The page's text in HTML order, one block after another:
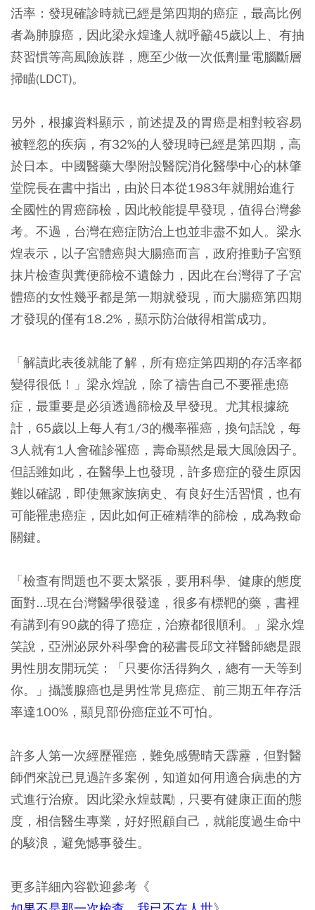
活率：發現確診時就已經是第四期的癌症，最高比例
者為肺腺癌，因此梁永煌逢人就呼籲45歲以上、有抽
菸習慣等高風險族群，應至少做一次低劑量電腦斷層
掃瞄(LDCT)。
另外，根據資料顯示，前述提及的胃癌是相對較容易
被輕忽的疾病，有32%的人發現時已經是第四期，高
於日本。中國醫藥大學附設醫院消化醫學中心的林肇
堂院長在書中指出，由於日本從1983年就開始進行
全國性的胃癌篩檢，因此較能提早發現，值得台灣參
考。不過，台灣在癌症防治上也並非盡不如人。梁永
煌表示，以子宮體癌與大腸癌而言，政府推動子宮頸
抹片檢查與糞便篩檢不遺餘力，因此在台灣得了子宮
體癌的女性幾乎都是第一期就發現，而大腸癌第四期
才發現的僅有18.2%，顯示防治做得相當成功。
「解讀此表後就能了解，所有癌症第四期的存活率都
變得很低！」 梁永煌說，除了禱告自己不要罹患癌
症，最重要是必須透過篩檢及早發現。尤其根據統
計，65歲以上每人有1/3的機率罹癌，換句話說，每
3人就有1人會確診罹癌，壽命顯然是最大風險因子。
但話雖如此，在醫學上也發現，許多癌症的發生原因
難以確認，即使無家族病史、有良好生活習慣，也有
可能罹患癌症，因此如何正確精準的篩檢，成為救命
關鍵。
「檢查有問題也不要太緊張，要用科學、健康的態度
面對...現在台灣醫學很發達，很多有標靶的藥，書裡
有講到有90歲的得了癌症，治療都很順利。」梁永煌
笑說，亞洲泌尿外科學會的秘書長邱文祥醫師總是跟
男性朋友開玩笑：「只要你活得夠久，總有一天等到
你。」攝護腺癌也是男性常見癌症、前三期五年存活
率達100%，顯見部份癌症並不可怕。
許多人第一次經歷罹癌，難免感覺晴天霹靂，但對醫
師們來說已見過許多案例，知道如何用適合病患的方
式進行治療。因此梁永煌鼓勵，只要有健康正面的態
度，相信醫生專業，好好照顧自己，就能度過生命中
的駭浪，避免憾事發生。
更多詳細內容歡迎參考《